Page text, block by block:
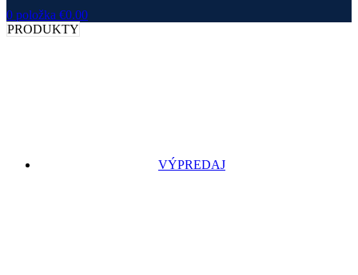
0 položka €0.00
PRODUKTY
VÝPREDAJ